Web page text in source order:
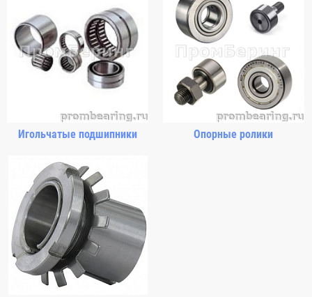
Игольчатые подшипники Опорные ролики